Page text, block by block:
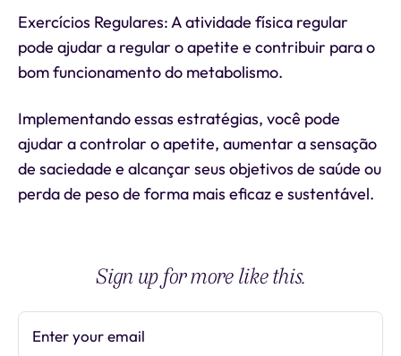
Exercícios Regulares: A atividade física regular
pode ajudar a regular o apetite e contribuir para o
bom funcionamento do metabolismo.
Implementando essas estratégias, você pode
ajudar a controlar o apetite, aumentar a sensação
de saciedade e alcançar seus objetivos de saúde ou
perda de peso de forma mais eficaz e sustentável.
Sign up for more like this.
Enter your email